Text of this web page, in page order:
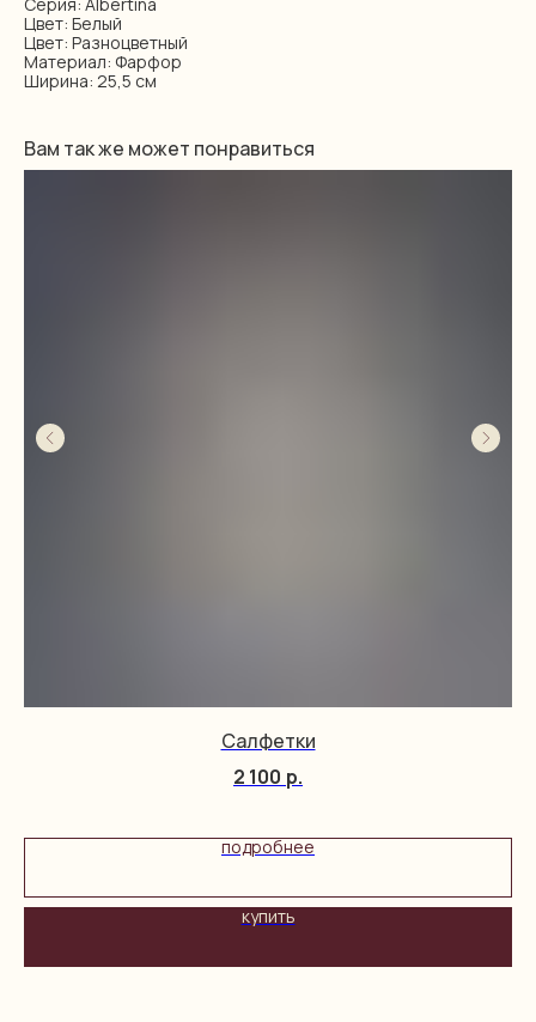
Цвет: Белый
Цвет: Разноцветный
Материал: Фарфор
Ширина: 25,5 см
Вам так же может понравиться
Салфетки
2 100 р.
подробнее
купить